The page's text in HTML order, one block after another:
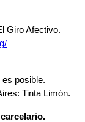
Giro Afectivo.
es posible.
Tinta Limón.